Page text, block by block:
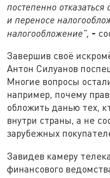
постепенно
и переносе
налогообложение", -
Завершив своё
Антон Силуанов
Многие вопросы
например, почему
обложить данью тех,
внутри страны, а не
зарубежных
Завидев камеру
финансового